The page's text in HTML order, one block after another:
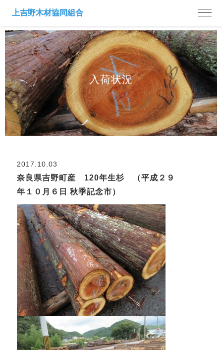
入荷状況
2017.10.03
奈良県吉野町産 120年生杉 （平成２９
年１０月６日 秋季記念市）